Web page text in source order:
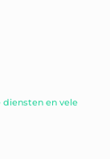
en vele